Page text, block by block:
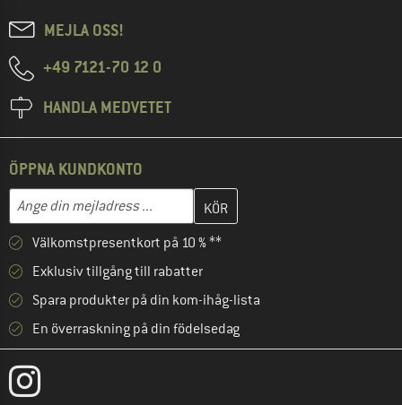
MEJLA OSS!
+49 7121-70 12 0
HANDLA MEDVETET
ÖPPNA KUNDKONTO
Mejladress
Skriv in din e-postadress här och skapa ditt kundkonto i nästa
Välkomstpresentkort på 10 % **
Exklusiv tillgång till rabatter
Spara produkter på din kom-ihåg-lista
En överraskning på din födelsedag